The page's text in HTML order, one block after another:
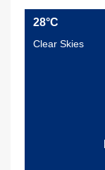
28°C
Clear Skies